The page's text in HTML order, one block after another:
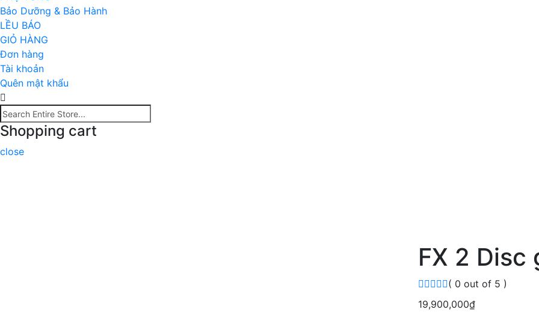
Bảo Dưỡng & Bảo Hành
LỀU BÁO
GIỎ HÀNG
Đơn hàng
Tài khoản
Quên mật khẩu
Shopping cart
close
FX 2 Disc
( 0 out of 5 )
19,900,000₫